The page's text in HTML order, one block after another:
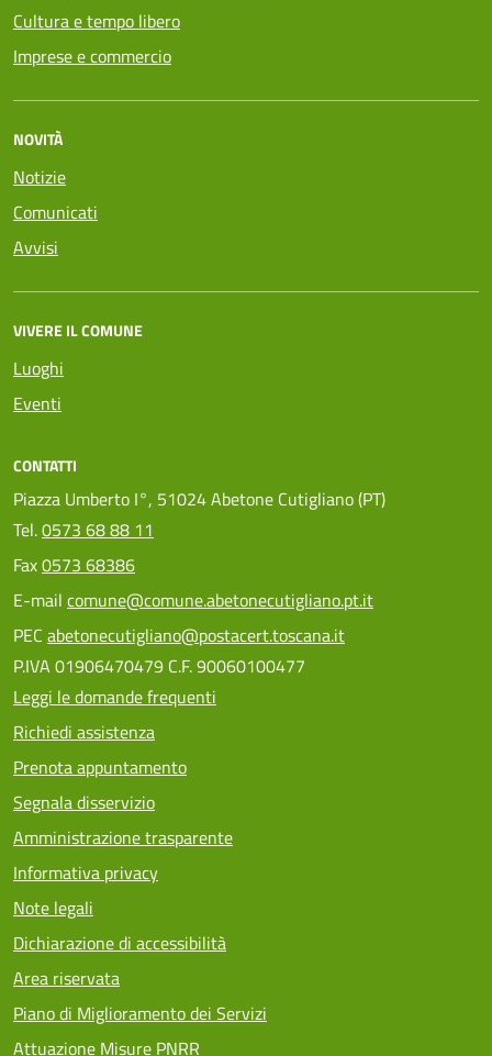
Cultura e tempo libero
Imprese e commercio
NOVITÀ
Notizie
Comunicati
Avvisi
VIVERE IL COMUNE
Luoghi
Eventi
CONTATTI
Piazza Umberto I°, 51024 Abetone Cutigliano (PT)
Tel.0573 68 88 11
Fax0573 68386
E-mail comune@comune.abetonecutigliano.pt.it
PEC abetonecutigliano@postacert.toscana.it
P.IVA 01906470479 C.F. 90060100477
Leggi le domande frequenti
Richiedi assistenza
Prenota appuntamento
Segnala disservizio
Amministrazione trasparente
Informativa privacy
Note legali
Dichiarazione di accessibilità
Area riservata
Piano di Miglioramento dei Servizi
Attuazione Misure PNRR